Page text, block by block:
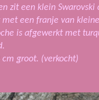
zit een klein
een franje van
is afgewerkt met
cm groot. (verkocht)